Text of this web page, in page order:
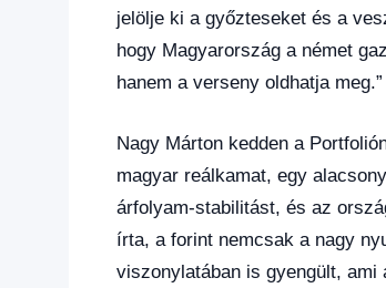
jelölje ki a győzteseket és a
hogy Magyarország a német
hanem a verseny oldhatja meg.”
Nagy Márton kedden a
magyar reálkamat, egy
árfolyam-stabilitást, és az
írta, a forint nemcsak a nagy
viszonylatában is gyengült,